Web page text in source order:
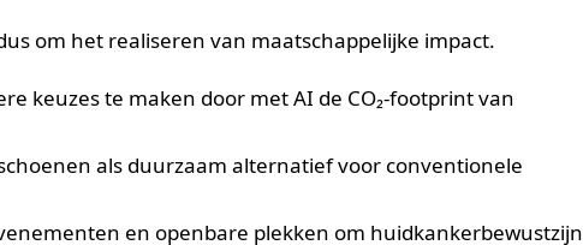
om het realiseren van maatschappelijke impact.
keuzes te maken door met AI de CO₂-footprint van
als duurzaam alternatief voor conventionele
en openbare plekken om huidkankerbewustzijn